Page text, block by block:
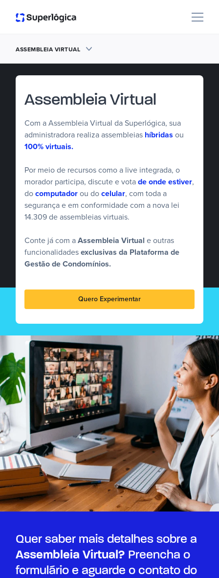
ASSEMBLEIA VIRTUAL
Assembleia Virtual
Com a Assembleia Virtual da Superlógica, sua
administradora realiza assembleias híbridas ou
100% virtuais.
Por meio de recursos como a live integrada, o
morador participa, discute e vota de onde estiver,
do computador ou do celular, com toda a
segurança e em conformidade com a nova lei
14.309 de assembleias virtuais.
Conte já com a Assembleia Virtual e outras
funcionalidades exclusivas da Plataforma de
Gestão de Condomínios.
Quero Experimentar
Quer saber mais detalhes sobre a
Assembleia Virtual? Preencha o
formulário e aguarde o contato do